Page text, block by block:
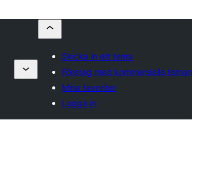
Skicka in ett tema
Företag med kommersiella teman
Mina favoriter
Logga in